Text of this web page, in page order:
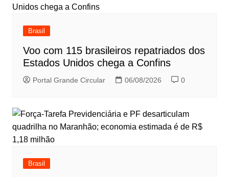
Brasil
Voo com 115 brasileiros repatriados dos
Estados Unidos chega a Confins
Portal Grande Circular 06/08/2026 0
Brasil